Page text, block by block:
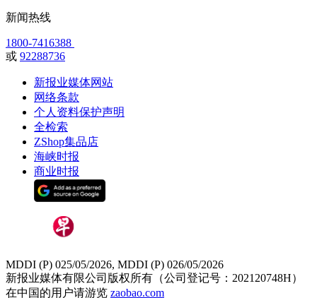
新闻热线
1800-7416388
或 92288736
新报业媒体网站
网络条款
个人资料保护声明
全检索
ZShop集品店
海峡时报
商业时报
MDDI (P) 025/05/2026, MDDI (P) 026/05/2026
新报业媒体有限公司版权所有（公司登记号：202120748H）
在中国的用户请游览 zaobao.com